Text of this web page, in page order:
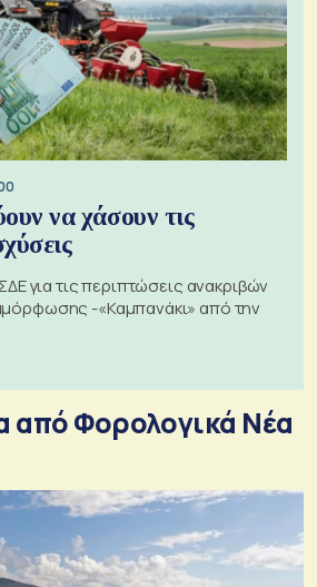
να χάσουν τις
για τις περιπτώσεις ανακριβών
-«Καμπανάκι» από την
από Φορολογικά Νέα